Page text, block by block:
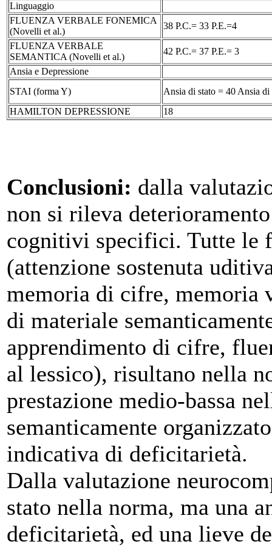
Linguaggio
FLUENZA VERBALE FONEMICA
(Novelli et al.)
38 P.C.= 33 P.E.=4
FLUENZA VERBALE
SEMANTICA (Novelli et al.)
42 P.C.= 37 P.E.= 3
Ansia e Depressione
STAI (forma Y)
Ansia di stato = 40 Ansia di
HAMILTON DEPRESSIONE
18
Conclusioni: dalla
non si rileva
cognitivi specifici. Tutte le
(attenzione sostenuta
memoria di cifre, memoria
di materiale
apprendimento di cifre,
al lessico), risultano nella
prestazione medio-bassa
semanticamente
indicativa di deficitarietà.
Dalla valutazione
stato nella norma, ma una
deficitarietà, ed una lieve